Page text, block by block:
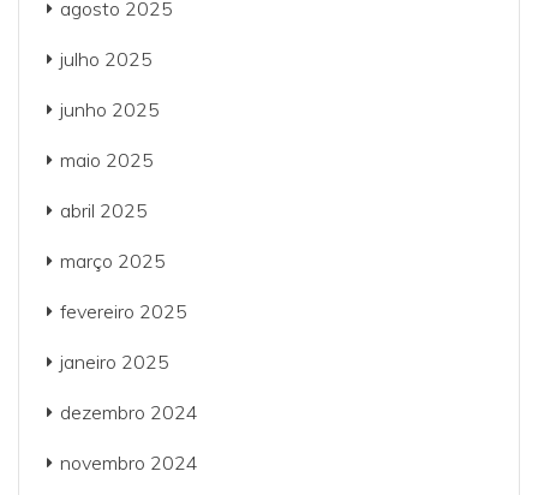
agosto 2025
julho 2025
junho 2025
maio 2025
abril 2025
março 2025
fevereiro 2025
janeiro 2025
dezembro 2024
novembro 2024